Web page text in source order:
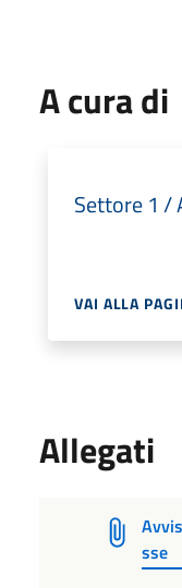
A cura di
Settore 1 /
VAI ALLA
Allegati
sse